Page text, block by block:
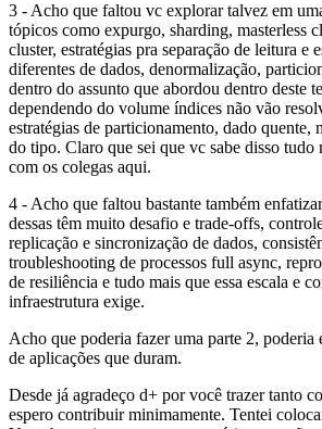
3 - Acho que faltou vc explorar talvez em
tópicos como expurgo, sharding, masterless
cluster, estratégias pra separação de leitura e
diferentes de dados, denormalização,
dentro do assunto que abordou dentro deste
dependendo do volume índices não vão
estratégias de particionamento, dado quente,
do tipo. Claro que sei que vc sabe disso tudo
com os colegas aqui.
4 - Acho que faltou bastante também
dessas têm muito desafio e trade-offs,
replicação e sincronização de dados,
troubleshooting de processos full async,
de resiliência e tudo mais que essa escala e
infraestrutura exige.
Acho que poderia fazer uma parte 2, poderia
de aplicações que duram.
Desde já agradeço d+ por você trazer tanto
espero contribuir minimamente. Tentei